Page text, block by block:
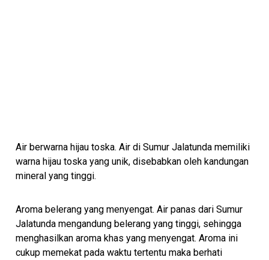
Air berwarna hijau toska. Air di Sumur Jalatunda memiliki
warna hijau toska yang unik, disebabkan oleh kandungan
mineral yang tinggi.
Aroma belerang yang menyengat. Air panas dari Sumur
Jalatunda mengandung belerang yang tinggi, sehingga
menghasilkan aroma khas yang menyengat. Aroma ini
cukup memekat pada waktu tertentu maka berhati